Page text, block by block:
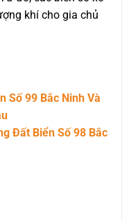
khí cho gia chủ
Số 99 Bắc Ninh Và
Đất Biển Số 98 Bắc